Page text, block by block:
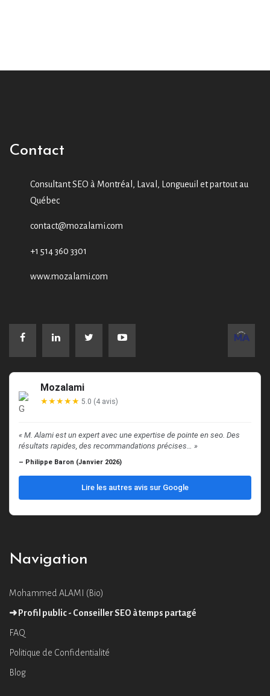
Contact
Consultant SEO à Montréal, Laval, Longueuil et partout au
Québec
contact@mozalami.com
+1 514 360 3301
www.mozalami.com
Mozalami
★★★★★ 5.0 (4 avis)
« M. Alami est un expert avec une expertise de pointe en seo. Des
résultats rapides, des recommandations précises… »
– Philippe Baron (Janvier 2026)
Lire les autres avis sur Google
Navigation
Mohammed ALAMI (Bio)
➜ Profil public - Conseiller SEO à temps partagé
FAQ
Politique de Confidentialité
Blog